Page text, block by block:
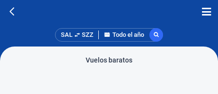
SAL SZZ Todo el año
Vuelos baratos